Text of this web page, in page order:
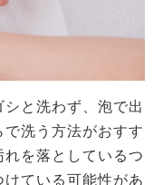
と洗わず、泡で出
洗う方法がおすす
を落としているつ
けている可能性があ